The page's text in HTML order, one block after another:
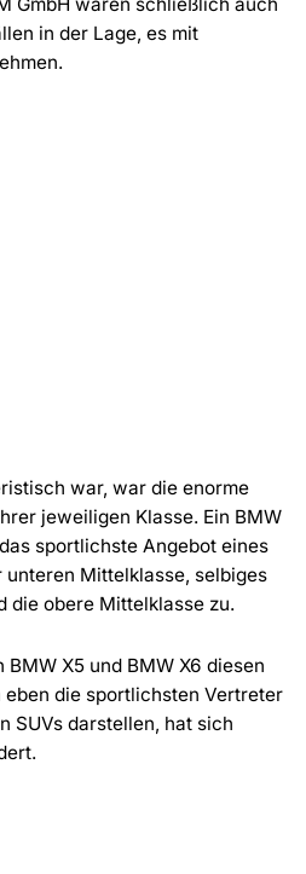
in der Lage, es mit
war, war die enorme
jeweiligen Klasse. Ein BMW
sportlichste Angebot eines
Mittelklasse, selbiges
die obere Mittelklasse zu.
X5 und BMW X6 diesen
die sportlichsten Vertreter
SUVs darstellen, hat sich